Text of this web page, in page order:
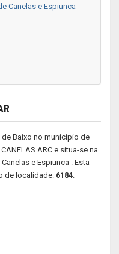
Canelas e Espiunca
Baixo no município de
ARC e situa-se na
e Espiunca . Esta
de localidade: 6184.